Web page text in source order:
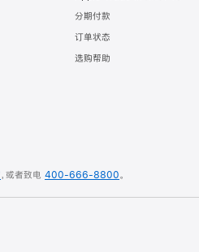
分期付款
订单状态
选购帮助
， 或者致电 400-666-8800。